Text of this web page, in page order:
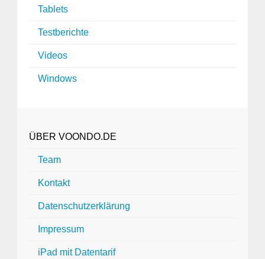
Tablets
Testberichte
Videos
Windows
ÜBER VOONDO.DE
Team
Kontakt
Datenschutzerklärung
Impressum
iPad mit Datentarif